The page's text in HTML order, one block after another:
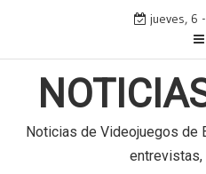
content
jueves, 6
Noticias de Videojuegos de
entrevistas,